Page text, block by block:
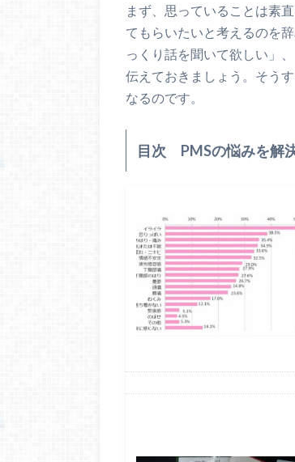
まず、思っていることは素
てもらいたいと考えるのを
っくり話を聞いて欲しい」
伝えておきましょう。そう
なるのです。
目次 PMSの悩みを解